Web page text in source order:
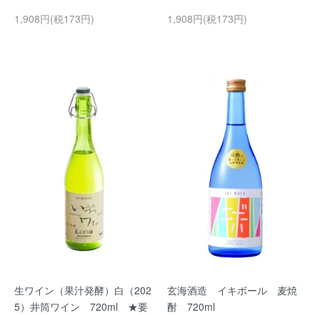
1,908円(税173円)
1,908円(税173円)
生ワイン（果汁発酵）白（202
5）井筒ワイン 720ml ★要
玄海酒造 イキボール 麦焼
酎 720ml